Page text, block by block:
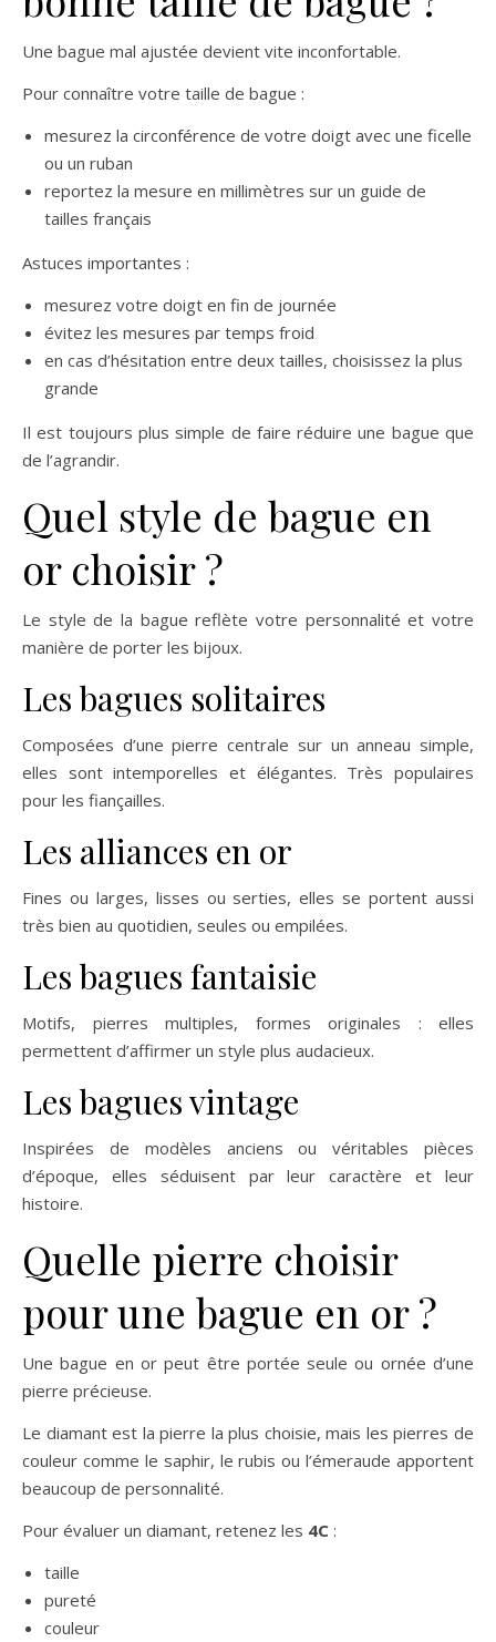
Une bague mal ajustée devient vite inconfortable.
Pour connaître votre taille de bague :
mesurez la circonférence de votre doigt avec une ficelle
ou un ruban
reportez la mesure en millimètres sur un guide de
tailles français
Astuces importantes :
mesurez votre doigt en fin de journée
évitez les mesures par temps froid
en cas d’hésitation entre deux tailles, choisissez la plus
grande
Il est toujours plus simple de faire réduire une bague que
de l’agrandir.
Quel style de bague en
or choisir ?
Le style de la bague reflète votre personnalité et votre
manière de porter les bijoux.
Les bagues solitaires
Composées d’une pierre centrale sur un anneau simple,
elles sont intemporelles et élégantes. Très populaires
pour les fiançailles.
Les alliances en or
Fines ou larges, lisses ou serties, elles se portent aussi
très bien au quotidien, seules ou empilées.
Les bagues fantaisie
Motifs, pierres multiples, formes originales : elles
permettent d’affirmer un style plus audacieux.
Les bagues vintage
Inspirées de modèles anciens ou véritables pièces
d’époque, elles séduisent par leur caractère et leur
histoire.
Quelle pierre choisir
pour une bague en or ?
Une bague en or peut être portée seule ou ornée d’une
pierre précieuse.
Le diamant est la pierre la plus choisie, mais les pierres de
couleur comme le saphir, le rubis ou l’émeraude apportent
beaucoup de personnalité.
Pour évaluer un diamant, retenez les 4C :
taille
pureté
couleur